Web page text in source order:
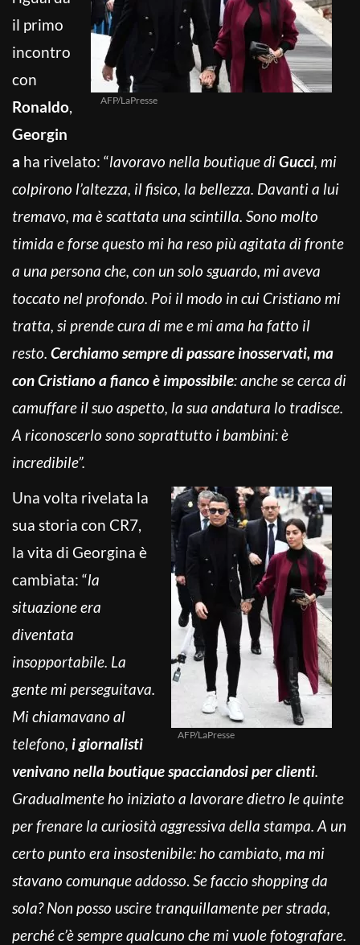
AFP/LaPresse
il primo
incontro
con
Ronaldo,
Georgin
a ha rivelato: “lavoravo nella boutique diGucci, mi
colpirono l’altezza, il fisico, la bellezza. Davanti a lui
tremavo, ma è scattata una scintilla. Sono molto
timida e forse questo mi ha reso più agitata di fronte
a una persona che, con un solo sguardo, mi aveva
toccato nel profondo. Poi il modo in cui Cristiano mi
tratta, si prende cura di me e mi ama ha fatto il
resto. Cerchiamo sempre di passare inosservati, ma
con Cristiano a fianco è impossibile: anche se cerca di
camuffare il suo aspetto, la sua andatura lo tradisce.
A riconoscerlo sono soprattutto i bambini: è
incredibile”.
AFP/LaPresse
Una volta rivelata la
sua storia con CR7,
la vita di Georgina è
cambiata: “la
situazione era
diventata
insopportabile. La
gente mi perseguitava.
Mi chiamavano al
telefono, i giornalisti
venivano nella boutique spacciandosi per clienti.
Gradualmente ho iniziato a lavorare dietro le quinte
per frenare la curiosità aggressiva della stampa. A un
certo punto era insostenibile: ho cambiato, ma mi
stavano comunque addosso. Se faccio shopping da
sola? Non posso uscire tranquillamente per strada,
perché c’è sempre qualcuno che mi vuole fotografare.